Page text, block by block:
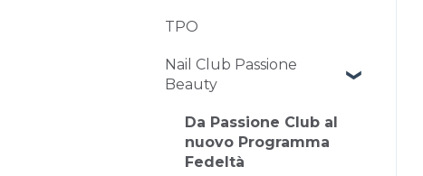
Sconti e codici sconto
Problemi con la
Resi e restituzioni
Assistenza post-vendita
TPO
Nail Club Passione
Beauty
Da Passione Club al
nuovo Programma
Fedeltà